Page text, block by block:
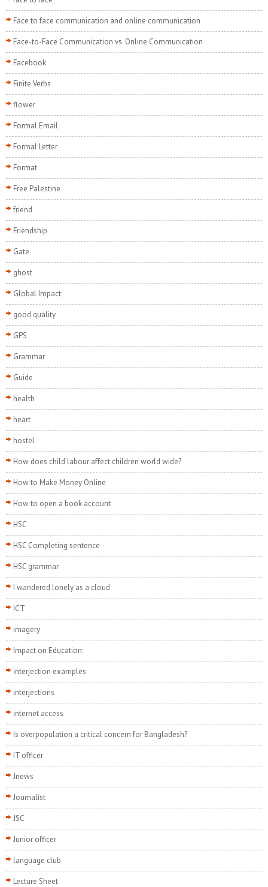
Face to face communication and online communication
Face-to-Face Communication vs. Online Communication
Facebook
Finite Verbs
flower
Formal Email
Formal Letter
Format
Free Palestine
friend
Friendship
Gate
ghost
Global Impact:
good quality
GPS
Grammar
Guide
health
heart
hostel
How does child labour affect children world wide?
How to Make Money Online
How to open a book account
HSC
HSC Completing sentence
HSC grammar
I wandered lonely as a cloud
ICT
imagery
Impact on Education:
interjection examples
interjections
internet access
Is overpopulation a critical concern for Bangladesh?
IT officer
Jnews
Journalist
JSC
Junior officer
language club
Lecture Sheet